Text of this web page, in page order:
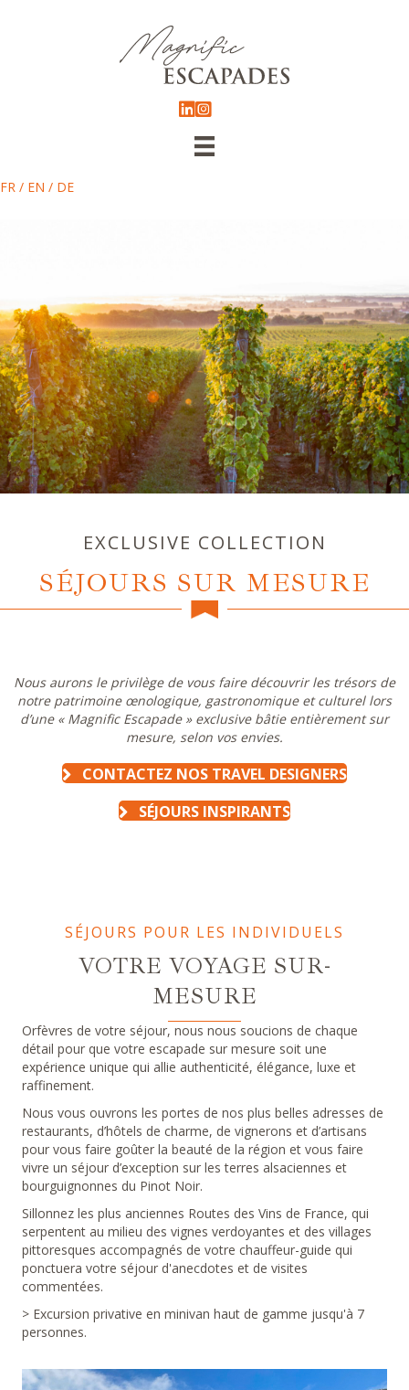
FR / EN / DE
EXCLUSIVE COLLECTION
SÉJOURS SUR MESURE
Nous aurons le privilège de vous faire découvrir les trésors de
notre patrimoine œnologique, gastronomique et culturel lors
d’une « Magnific Escapade » exclusive bâtie entièrement sur
mesure, selon vos envies.
CONTACTEZ NOS TRAVEL DESIGNERS
SÉJOURS INSPIRANTS
SÉJOURS POUR LES INDIVIDUELS
VOTRE VOYAGE SUR-
MESURE
Orfèvres de votre séjour, nous nous soucions de chaque
détail pour que votre escapade sur mesure soit une
expérience unique qui allie authenticité, élégance, luxe et
raffinement.
Nous vous ouvrons les portes de nos plus belles adresses de
restaurants, d’hôtels de charme, de vignerons et d’artisans
pour vous faire goûter la beauté de la région et vous faire
vivre un séjour d’exception sur les terres alsaciennes et
bourguignonnes du Pinot Noir.
Sillonnez les plus anciennes Routes des Vins de France, qui
serpentent au milieu des vignes verdoyantes et des villages
pittoresques accompagnés de votre chauffeur-guide qui
ponctuera votre séjour d'anecdotes et de visites
commentées.
> Excursion privative en minivan haut de gamme jusqu'à 7
personnes.